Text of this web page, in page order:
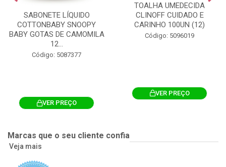
SABONETE LÍQUIDO
COTTONBABY SNOOPY
BABY GOTAS DE CAMOMILA
12...
Código: 5087377
VER PREÇO
TOALHA UMEDECIDA
CLINOFF CUIDADO E
CARINHO 100UN (12)
Código: 5096019
VER PREÇO
Marcas que o seu cliente confia
Veja mais